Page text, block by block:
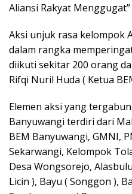
Aliansi Rakyat
Aksi unjuk rasa kelompok
dalam rangka
diikuti sekitar 200 orang
Rifqi Nuril Huda ( Ketua
Elemen aksi yang
Banyuwangi terdiri dari
BEM Banyuwangi, GMNI,
Sekarwangi, Kelompok
Desa Wongsorejo,
Licin ), Bayu ( Songgon ),